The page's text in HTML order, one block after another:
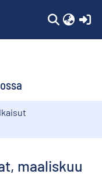
maaliskuu